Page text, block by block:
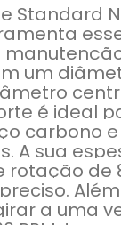
Standard
um
é ideal
carbono e
A sua
rotação de
a uma